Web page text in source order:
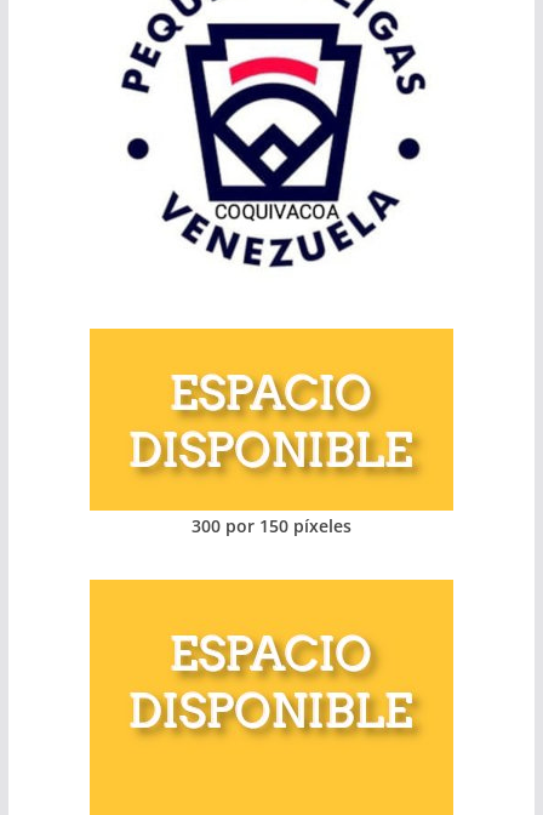
300 por 150 píxeles